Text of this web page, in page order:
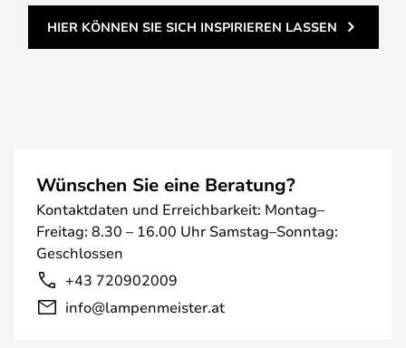
HIER KÖNNEN SIE SICH INSPIRIEREN LASSEN
Wünschen Sie eine Beratung?
Kontaktdaten und Erreichbarkeit: Montag–
Freitag: 8.30 – 16.00 Uhr Samstag–Sonntag:
Geschlossen
+43 720902009
info@lampenmeister.at